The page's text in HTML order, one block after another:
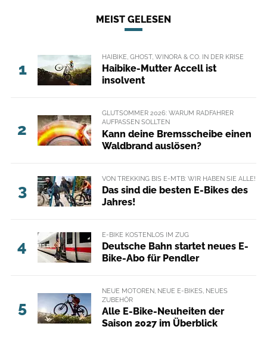
MEIST GELESEN
1
HAIBIKE, GHOST, WINORA & CO. IN DER KRISE
Haibike-Mutter Accell ist
insolvent
2
GLUTSOMMER 2026: WARUM RADFAHRER
AUFPASSEN SOLLTEN
Kann deine Bremsscheibe einen
Waldbrand auslösen?
3
VON TREKKING BIS E-MTB: WIR HABEN SIE ALLE!
Das sind die besten E-Bikes des
Jahres!
4
E-BIKE KOSTENLOS IM ZUG
Deutsche Bahn startet neues E-
Bike-Abo für Pendler
5
NEUE MOTOREN, NEUE E-BIKES, NEUES
ZUBEHÖR
Alle E-Bike-Neuheiten der
Saison 2027 im Überblick